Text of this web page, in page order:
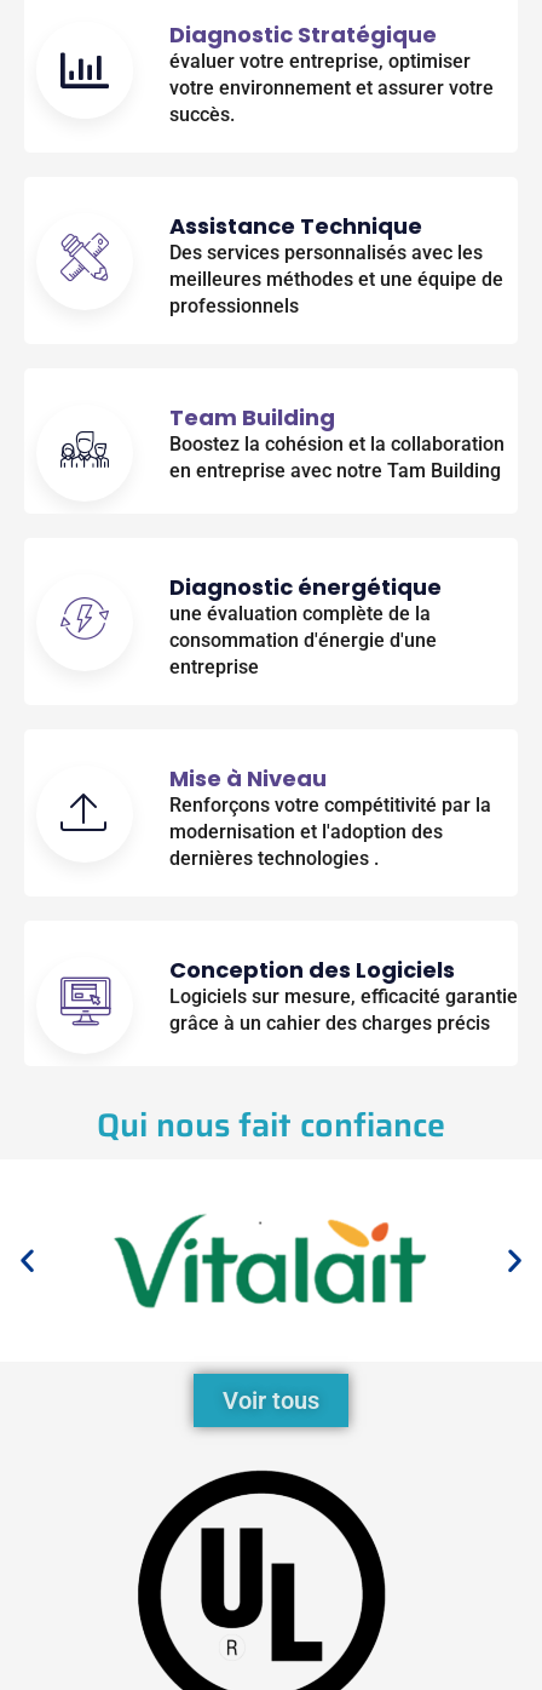
Diagnostic Stratégique
évaluer votre entreprise, optimiser
votre environnement et assurer votre
succès.
Assistance Technique
Des services personnalisés avec les
meilleures méthodes et une équipe de
professionnels
Team Building
Boostez la cohésion et la collaboration
en entreprise avec notre Tam Building
Diagnostic énergétique
une évaluation complète de la
consommation d'énergie d'une
entreprise
Mise à Niveau
Renforçons votre compétitivité par la
modernisation et l'adoption des
dernières technologies .
Conception des Logiciels
Logiciels sur mesure, efficacité garantie
grâce à un cahier des charges précis
Qui nous fait confiance
Voir tous